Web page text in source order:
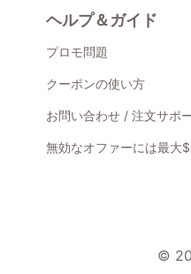
ヘルプ＆ガイド
プロモ問題
クーポンの使い方
お問い合わせ / 注文サポ
無効なオファーには最大
©